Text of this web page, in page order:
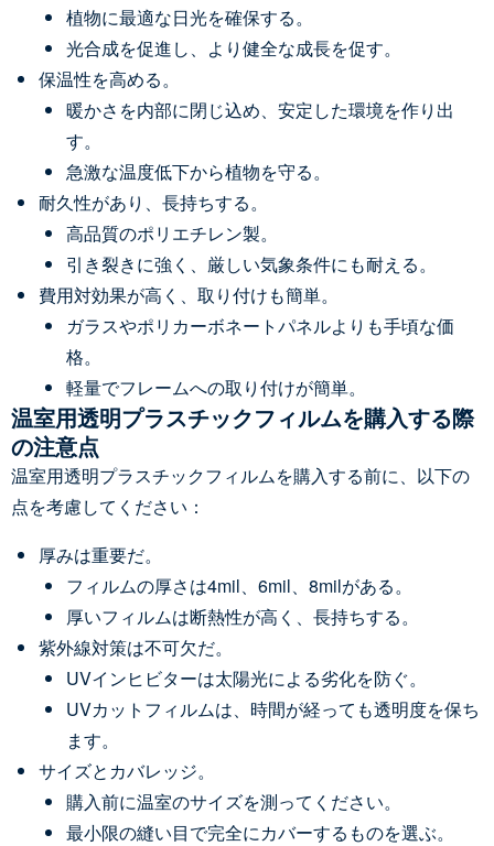
植物に最適な日光を確保する。
光合成を促進し、より健全な成長を促す。
保温性を高める。
暖かさを内部に閉じ込め、安定した環境を作り出
す。
急激な温度低下から植物を守る。
耐久性があり、長持ちする。
高品質のポリエチレン製。
引き裂きに強く、厳しい気象条件にも耐える。
費用対効果が高く、取り付けも簡単。
ガラスやポリカーボネートパネルよりも手頃な価
格。
軽量でフレームへの取り付けが簡単。
温室用透明プラスチックフィルムを購入する際
の注意点
温室用透明プラスチックフィルムを購入する前に、以下の
点を考慮してください：
厚みは重要だ。
フィルムの厚さは4mil、6mil、8milがある。
厚いフィルムは断熱性が高く、長持ちする。
紫外線対策は不可欠だ。
UVインヒビターは太陽光による劣化を防ぐ。
UVカットフィルムは、時間が経っても透明度を保ち
ます。
サイズとカバレッジ。
購入前に温室のサイズを測ってください。
最小限の縫い目で完全にカバーするものを選ぶ。